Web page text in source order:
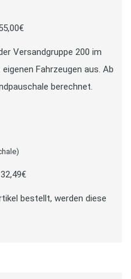
Versandgruppe 200 im
Fahrzeugen aus. Ab
berechnet.
bestellt, werden diese